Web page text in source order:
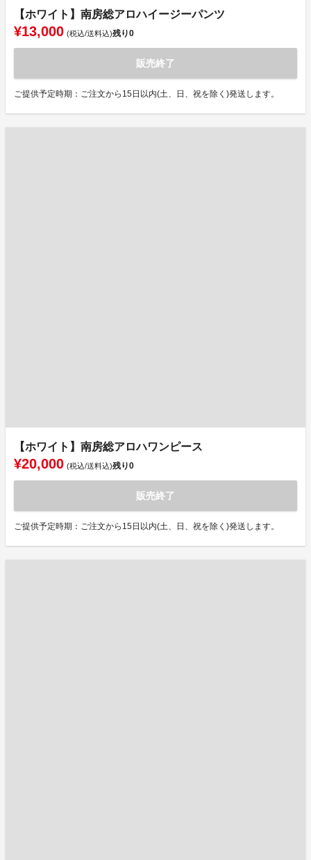
【ホワイト】南房総アロハイージーパンツ
¥13,000 (税込/送料込)残り0
販売終了
ご提供予定時期：ご注文から15日以内(土、日、祝を除く)発送します。
【ホワイト】南房総アロハワンピース
¥20,000 (税込/送料込)残り0
販売終了
ご提供予定時期：ご注文から15日以内(土、日、祝を除く)発送します。